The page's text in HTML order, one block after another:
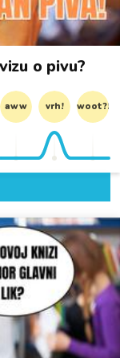
o pivu?
aww vrh! woot?!